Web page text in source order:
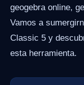
geogebra online,
Vamos a
Classic 5 y
esta herramienta.